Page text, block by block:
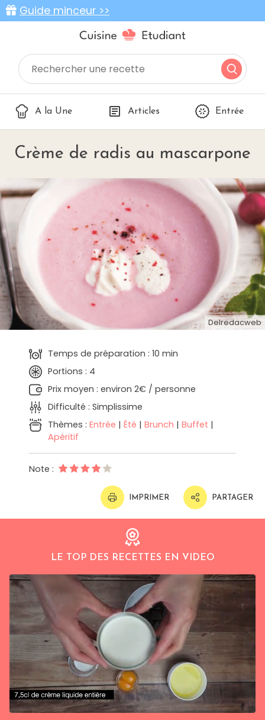
Guide minceur >>
A la Une Articles Entrée
Crème de radis au mascarpone
Delredacweb
Temps de préparation : 10 min
Portions : 4
Prix moyen : environ 2€ / personne
Difficulté : Simplissime
Thèmes : Entrée | Été | Brunch | Buffet |
Apéritif
Note :
IMPRIMER PARTAGER
LE TOP DES RECETTES EN VIDEO